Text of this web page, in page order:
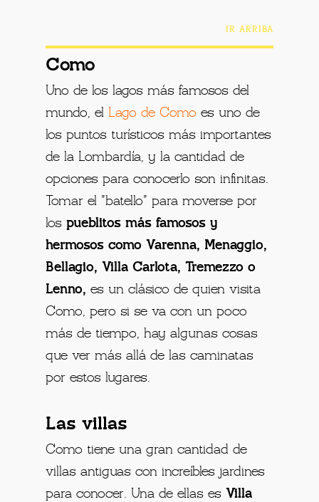
IR ARRIBA
Como
Uno de los lagos más famosos del
mundo, el Lago de Como es uno de
los puntos turísticos más importantes
de la Lombardía, y la cantidad de
opciones para conocerlo son infinitas.
Tomar el "batello" para moverse por
lospueblitos más famosos y
hermosos como Varenna, Menaggio,
Bellagio, Villa Carlota, Tremezzo o
Lenno, es un clásico de quien visita
Como, pero si se va con un poco
más de tiempo, hay algunas cosas
que ver más allá de las caminatas
por estos lugares.
Las villas
Como tiene una gran cantidad de
villas antiguas con increíbles jardines
para conocer. Una de ellas es Villa